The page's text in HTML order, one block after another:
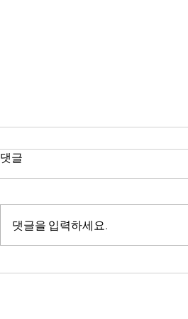
댓글
댓글을 입력하세요.